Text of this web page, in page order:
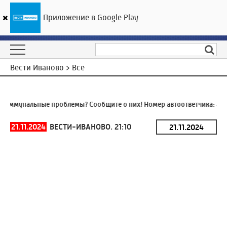
ГТРК «Ивтелерадио»
Вести Иваново > Все
проблемы? Сообщите о них! Номер автоответчика:8
21.11.2024 ВЕСТИ-ИВАНОВО. 21:10
Приложение в Google Play